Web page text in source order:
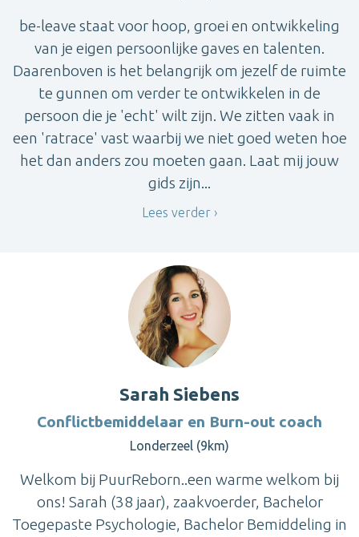
be-leave staat voor hoop, groei en ontwikkeling
van je eigen persoonlijke gaves en talenten.
Daarenboven is het belangrijk om jezelf de ruimte
te gunnen om verder te ontwikkelen in de
persoon die je 'echt' wilt zijn. We zitten vaak in
een 'ratrace' vast waarbij we niet goed weten hoe
het dan anders zou moeten gaan. Laat mij jouw
gids zijn...
Lees verder
Sarah Siebens
Conflictbemiddelaar en Burn-out coach
Londerzeel (9km)
Welkom bij PuurReborn..een warme welkom bij
ons! Sarah (38 jaar), zaakvoerder, Bachelor
Toegepaste Psychologie, Bachelor Bemiddeling in